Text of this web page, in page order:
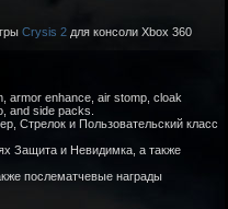
Crysis 2 для консоли Xbox 360
armor enhance, air stomp, cloak
and side packs.
Стрелок и Пользовательский класс
Защита и Невидимка, а также
послематчевые награды